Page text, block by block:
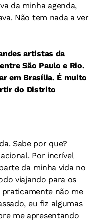
da minha agenda,
Não tem nada a ver
artistas da
São Paulo e Rio.
em Brasília. É muito
do Distrito
Sabe por que?
Por incrível
da minha vida no
viajando para os
praticamente não me
eu fiz algumas
me apresentando